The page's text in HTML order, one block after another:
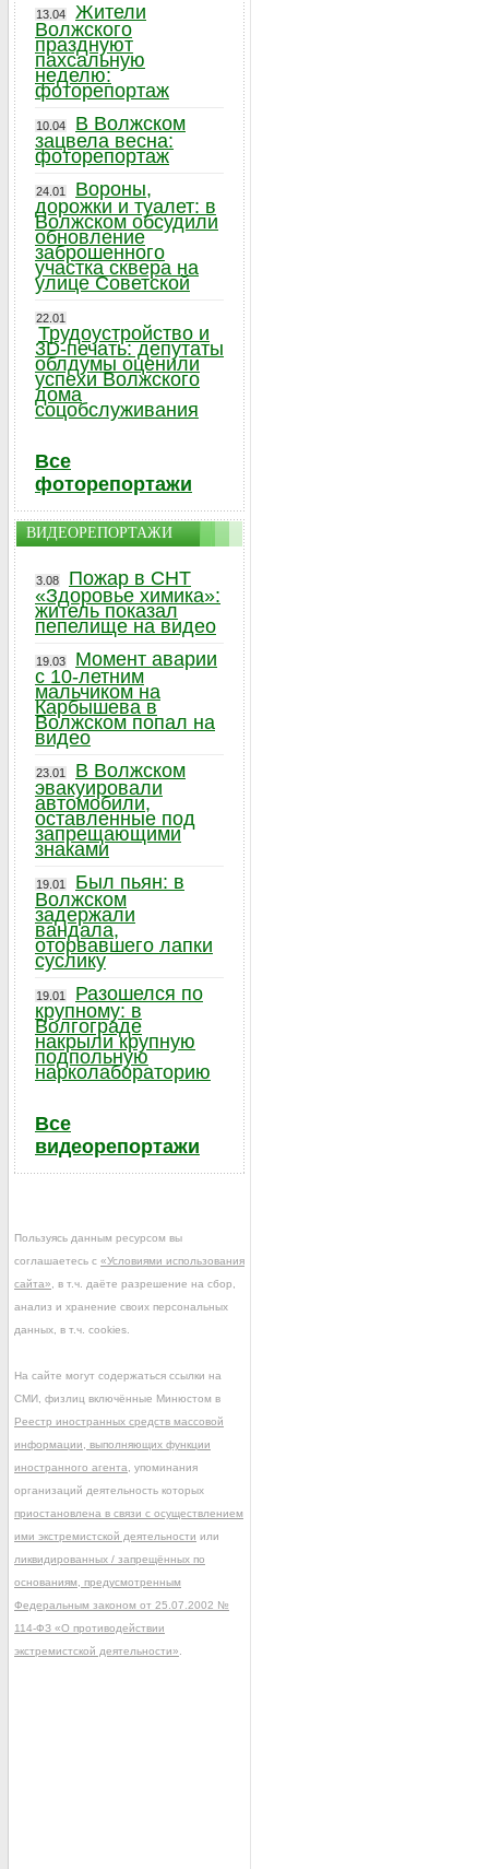
13.04
Жители
Волжского
празднуют
пахсальную
неделю:
фоторепортаж
10.04
В Волжском
зацвела весна:
фоторепортаж
24.01
Вороны,
дорожки и туалет: в
Волжском обсудили
обновление
заброшенного
участка сквера на
улице Советской
22.01
Трудоустройство и
3D-печать: депутаты
облдумы оценили
успехи Волжского
дома
соцобслуживания
Все
фоторепортажи
ВИДЕОРЕПОРТАЖИ
3.08
Пожар в СНТ
«Здоровье химика»:
житель показал
пепелище на видео
19.03
Момент аварии
с 10-летним
мальчиком на
Карбышева в
Волжском попал на
видео
23.01
В Волжском
эвакуировали
автомобили,
оставленные под
запрещающими
знаками
19.01
Был пьян: в
Волжском
задержали
вандала,
оторвавшего лапки
суслику
19.01
Разошелся по
крупному: в
Волгограде
накрыли крупную
подпольную
нарколабораторию
Все
видеорепортажи
Пользуясь данным ресурсом вы
соглашаетесь с «Условиями использования
сайта» , в т.ч. даёте разрешение на сбор,
анализ и хранение своих персональных
данных, в т.ч. cookies.
На сайте могут содержаться ссылки на
СМИ, физлиц включённые Минюстом в
Реестр иностранных средств массовой
информации, выполняющих функции
иностранного агента , упоминания
организаций деятельность которых
приостановлена в связи с осуществлением
ими экстремистской деятельности или
ликвидированных / запрещённых по
основаниям, предусмотренным
Федеральным законом от 25.07.2002 №
114-ФЗ «О противодействии
экстремистской деятельности»